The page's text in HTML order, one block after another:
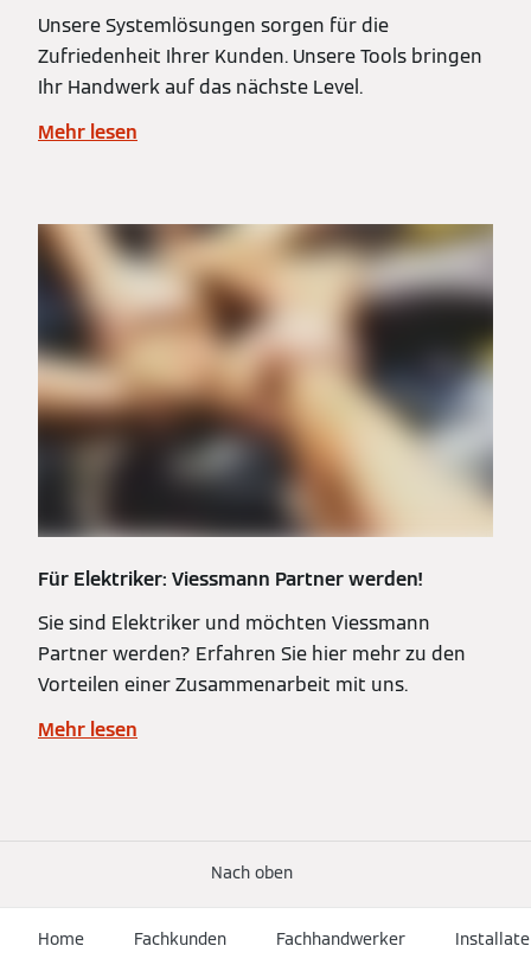
Unsere Systemlösungen sorgen für die
Zufriedenheit Ihrer Kunden. Unsere Tools ​bringen
Ihr Handwerk auf das nächste Level.
Mehr lesen
Für Elektriker: Viessmann Partner werden!
Sie sind Elektriker und möchten Viessmann
Partner werden? Erfahren Sie hier mehr zu den
Vorteilen einer Zusammenarbeit mit uns.
Mehr lesen
Nach oben
Home Fachkunden Fachhandwerker